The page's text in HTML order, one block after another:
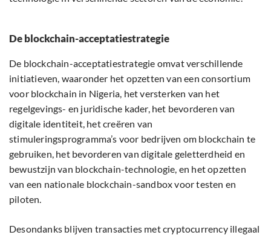
De blockchain-acceptatiestrategie
De blockchain-acceptatiestrategie omvat verschillende
initiatieven, waaronder het opzetten van een consortium
voor blockchain in Nigeria, het versterken van het
regelgevings- en juridische kader, het bevorderen van
digitale identiteit, het creëren van
stimuleringsprogramma’s voor bedrijven om blockchain te
gebruiken, het bevorderen van digitale geletterdheid en
bewustzijn van blockchain-technologie, en het opzetten
van een nationale blockchain-sandbox voor testen en
piloten.
Desondanks blijven transacties met cryptocurrency illegaal